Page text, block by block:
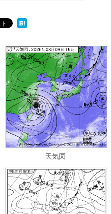
天気図